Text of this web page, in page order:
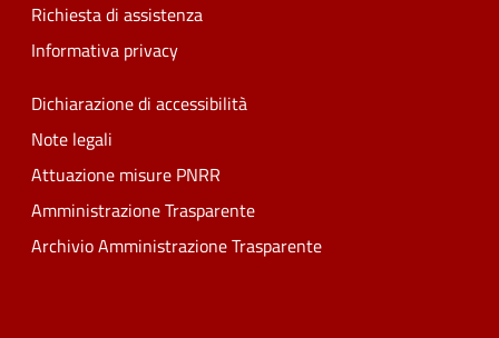
Richiesta di assistenza
Informativa privacy
Dichiarazione di accessibilità
Note legali
Attuazione misure PNRR
Amministrazione Trasparente
Archivio Amministrazione Trasparente